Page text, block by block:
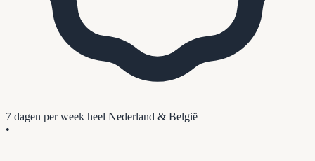
7 dagen per week heel Nederland & België
•